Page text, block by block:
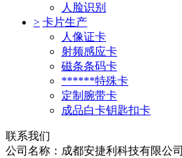
人脸识别
> 卡片生产
人像证卡
射频感应卡
磁条条码卡
******特殊卡
定制腕带卡
成品白卡钥匙扣卡
联系我们
公司名称：成都安捷利科技有限公司